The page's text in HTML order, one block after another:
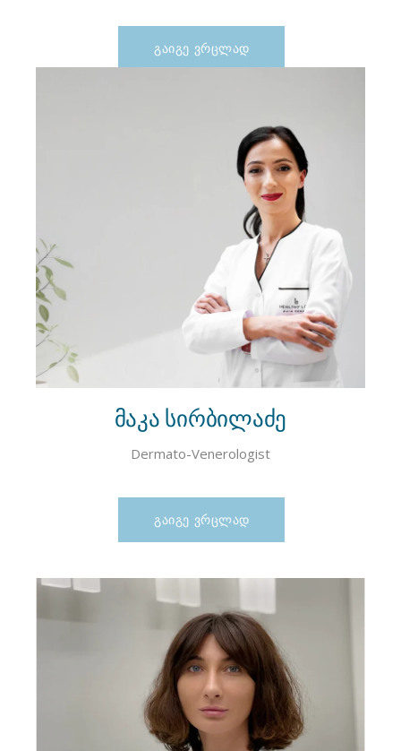
ᲒᲐᲘᲒᲔ ᲕᲠᲪᲚᲐᲓ
მაკა სირბილაძე
Dermato-Venerologist
ᲒᲐᲘᲒᲔ ᲕᲠᲪᲚᲐᲓ